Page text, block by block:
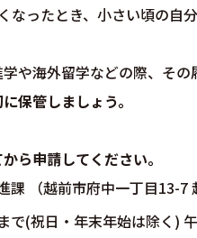
なったとき、小さい頃の自
や海外留学などの際、その
保管しましょう。
ら申請してください。
課 （越前市府中一丁目13-7
で(祝日・年末年始は除く)